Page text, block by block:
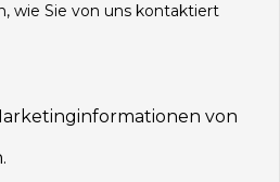
wie Sie von uns kontaktiert
von